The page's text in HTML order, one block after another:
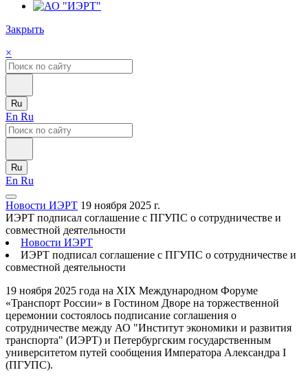
Закрыть
×
Ru
En Ru
Ru
En Ru
Новости ИЭРТ 19 ноября 2025 г.
ИЭРТ подписал соглашение с ПГУПС о сотрудничестве и
совместной деятельности
Новости ИЭРТ
ИЭРТ подписал соглашение с ПГУПС о сотрудничестве и
совместной деятельности
19 ноября 2025 года на XIX Международном Форуме
«Транспорт России» в Гостином Дворе на торжественной
церемонии состоялось подписание соглашения о
сотрудничестве между АО "Институт экономики и развития
транспорта" (ИЭРТ) и Петербургским государственным
университетом путей сообщения Императора Александра I
(ПГУПС).